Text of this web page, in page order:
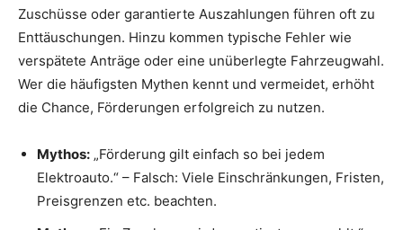
Zuschüsse oder garantierte Auszahlungen führen oft zu
Enttäuschungen. Hinzu kommen typische Fehler wie
verspätete Anträge oder eine unüberlegte Fahrzeugwahl.
Wer die häufigsten Mythen kennt und vermeidet, erhöht
die Chance, Förderungen erfolgreich zu nutzen.
Mythos: „Förderung gilt einfach so bei jedem
Elektroauto.“ – Falsch: Viele Einschränkungen, Fristen,
Preisgrenzen etc. beachten.